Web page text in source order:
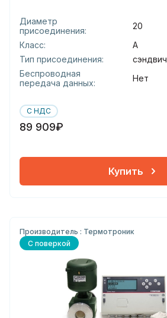
Диаметр
присоединения:
20
Класс:
А
Тип присоединения:
сэндвич
Беспроводная
передача данных:
Нет
С НДС
89 909₽
Купить
Производитель : Термотроник
С поверкой